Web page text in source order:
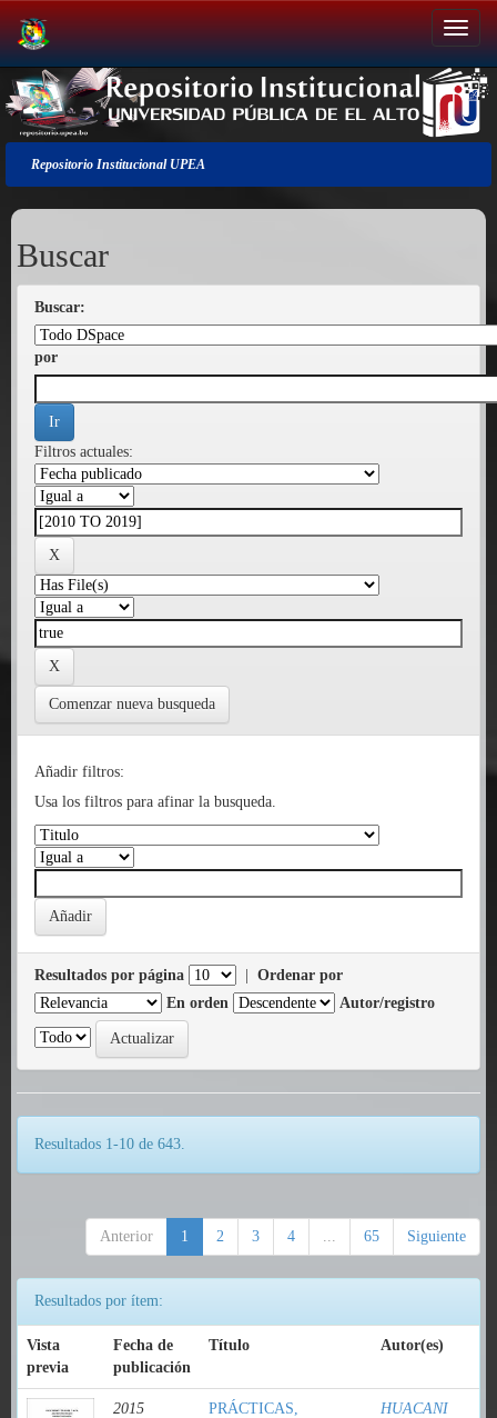
Salir
de
la
navegación
Repositorio Institucional UPEA
Buscar
Buscar:
por
Filtros actuales:
Comenzar nueva busqueda
Añadir filtros:
Usa los filtros para afinar la busqueda.
Resultados por página
Ordenar por
En orden
Autor/registro
Resultados 1-10 de 643.
Anterior 1 2 3 4 ... 65 Siguiente
Resultados por ítem:
Vista
previa
Fecha de
publicación
Título Autor(es)
2015
PRÁCTICAS,
HUACANI